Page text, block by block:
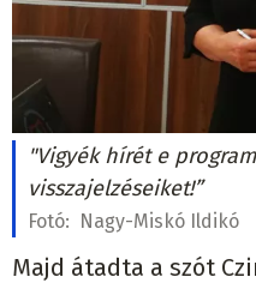
"Vigyék hírét e
visszajelzéseiket!”
Fotó: Nagy-Miskó Ildikó
Majd átadta a szót